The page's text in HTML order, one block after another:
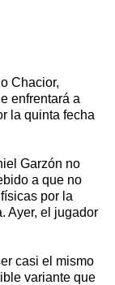
Chacior,
enfrentará a
la quinta fecha
Garzón no
a que no
por la
Ayer, el jugador
casi el mismo
variante que